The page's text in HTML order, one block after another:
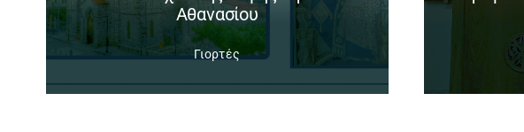
Αθανασίου
Γιορτές